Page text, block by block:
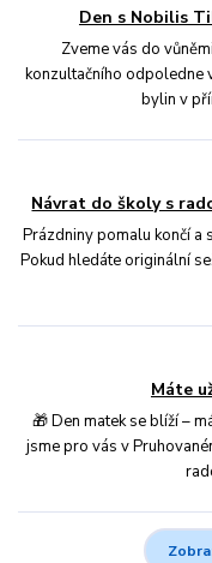
Den s Nobilis
Zveme vás do
konzultačního odpoledne
bylin v
Návrat do školy s
Prázdniny pomalu končí a
Pokud hledáte originální
Máte
🎁 Den matek se blíží –
jsme pro vás v